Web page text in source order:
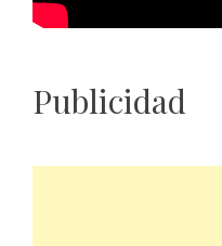
Publicidad